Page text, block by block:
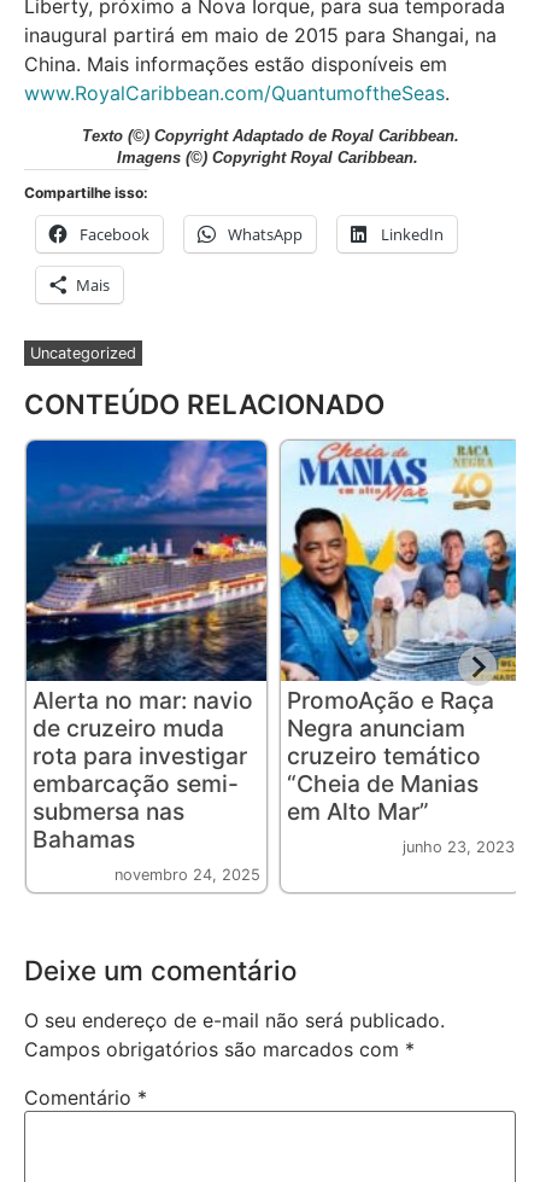
Liberty, próximo a Nova Iorque, para sua temporada
inaugural partirá em maio de 2015 para Shangai, na
China. Mais informações estão disponíveis em
www.RoyalCaribbean.com/QuantumoftheSeas.
Texto (©) Copyright Adaptado de Royal Caribbean.
Imagens (©) Copyright Royal Caribbean.
Compartilhe isso:
Facebook WhatsApp LinkedIn
Mais
Uncategorized
CONTEÚDO RELACIONADO
Alerta no mar: navio
de cruzeiro muda
rota para investigar
embarcação semi-
submersa nas
Bahamas
novembro 24, 2025
PromoAção e Raça
Negra anunciam
cruzeiro temático
“Cheia de Manias
em Alto Mar”
junho 23, 2023
Deixe um comentário
O seu endereço de e-mail não será publicado.
Campos obrigatórios são marcados com *
Comentário *